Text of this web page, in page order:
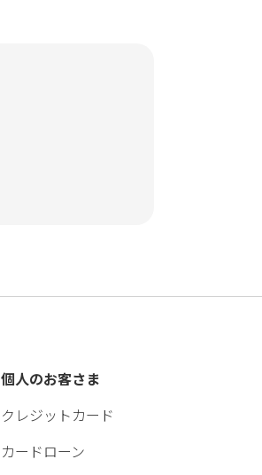
個人のお客さま
クレジットカード
カードローン